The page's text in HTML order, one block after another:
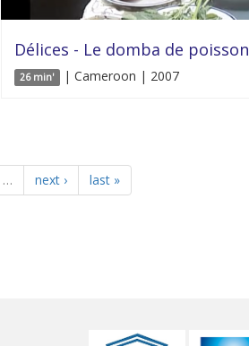
Délices - Le domba de poisson
26 min' | Cameroon | 2007
… next › last »